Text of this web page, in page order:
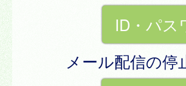
ID・パス
メール配信の